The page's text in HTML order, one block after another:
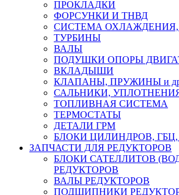
ПРОКЛАДКИ
ФОРСУНКИ И ТНВД
СИСТЕМА
ТУРБИНЫ
ВАЛЫ
ПОДУШКИ ОПОРЫ
ВКЛАДЫШИ
КЛАПАНЫ, ПРУЖИНЫ и
САЛЬНИКИ,
ТОПЛИВНАЯ СИСТЕМА
ТЕРМОСТАТЫ
ДЕТАЛИ ГРМ
БЛОКИ ЦИЛИНДРОВ,
ЗАПЧАСТИ ДЛЯ РЕДУКТОРОВ
БЛОКИ САТЕЛЛИТОВ
РЕДУКТОРОВ
ВАЛЫ РЕДУКТОРОВ
ПОДШИПНИКИ